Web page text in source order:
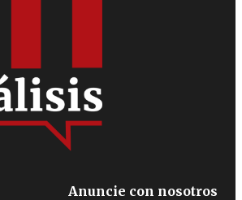
Anuncie con nosotros